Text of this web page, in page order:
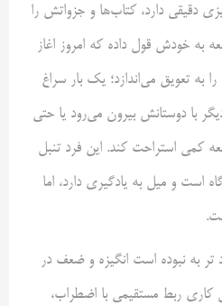
دقیقی دارد، کتاب‌ها و جزواتش را
به خودش قول داده که امروز اغاز
را به تعویق می‌اندازد؛ یک بار سراغ
با دوستانش بیرون می‌رود یا حتی
کمی استراحت کند. این فرد تنبل
است و میل به یادگیری دارد، اما
تر به نبوده است انگیزه و ضعف در
کاری ربط مستقیمی با اضطراب،